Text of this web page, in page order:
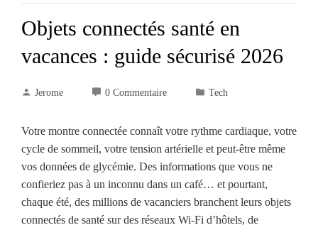
Objets connectés santé en
vacances : guide sécurisé 2026
Jerome 0 Commentaire Tech
Votre montre connectée connaît votre rythme cardiaque, votre
cycle de sommeil, votre tension artérielle et peut-être même
vos données de glycémie. Des informations que vous ne
confieriez pas à un inconnu dans un café… et pourtant,
chaque été, des millions de vacanciers branchent leurs objets
connectés de santé sur des réseaux Wi-Fi d’hôtels, de